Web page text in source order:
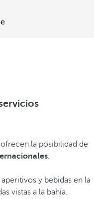
la posibilidad de
.
y bebidas en la
vistas a la bahía.